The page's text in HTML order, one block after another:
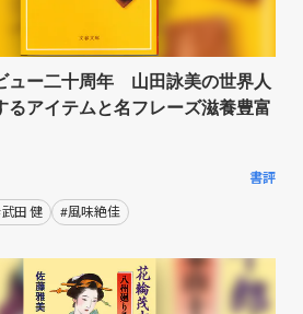
ュー二十周年 山田詠美の世界人
るアイテムと名フレーズ滋養豊富
書評
田 健 #風味絶佳